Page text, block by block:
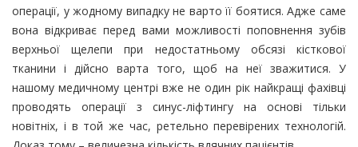
операції, у жодному випадку не варто її боятися. Адже саме
вона відкриває перед вами можливості поповнення зубів
верхньої щелепи при недостатньому обсязі кісткової
тканини і дійсно варта того, щоб на неї зважитися. У
нашому медичному центрі вже не один рік найкращі фахівці
проводять операції з синус-ліфтингу на основі тільки
новітніх, і в той же час, ретельно перевірених технологій.